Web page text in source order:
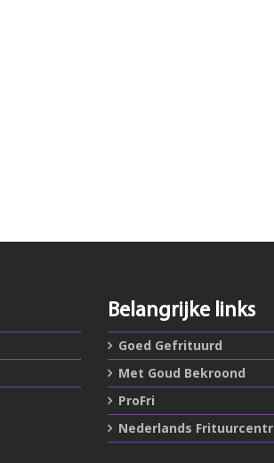
Belangrijke links
Goed Gefrituurd
Met Goud Bekroond
ProFri
Nederlands